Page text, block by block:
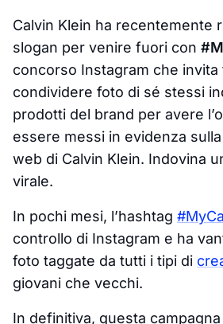
Calvin Klein ha recentemente
slogan per venire fuori con
concorso Instagram che invita
condividere foto di sé stessi
prodotti del brand per avere
essere messi in evidenza
web di Calvin Klein. Indovina
virale.
In pochi mesi, l’hashtag
controllo di Instagram e ha
foto taggate da tutti i tipi di
giovani che vecchi.
In definitiva, questa